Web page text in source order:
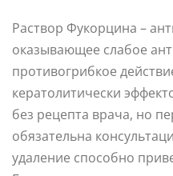
Раствор Фукорцина –
оказывающее слабое
противогрибкое
кератолитически
без рецепта врача, но
обязательна
удаление способно